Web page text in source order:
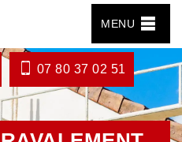
MENU
07 80 37 02 51